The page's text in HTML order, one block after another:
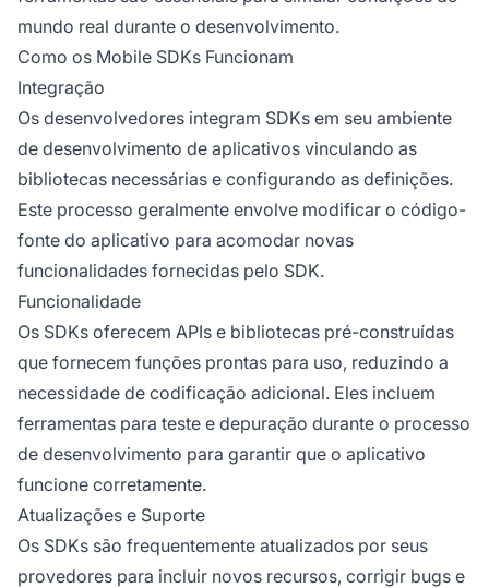
mundo real durante o desenvolvimento.
Como os Mobile SDKs Funcionam
Integração
Os desenvolvedores integram SDKs em seu ambiente
de desenvolvimento de aplicativos vinculando as
bibliotecas necessárias e configurando as definições.
Este processo geralmente envolve modificar o código-
fonte do aplicativo para acomodar novas
funcionalidades fornecidas pelo SDK.
Funcionalidade
Os SDKs oferecem APIs e bibliotecas pré-construídas
que fornecem funções prontas para uso, reduzindo a
necessidade de codificação adicional. Eles incluem
ferramentas para teste e depuração durante o processo
de desenvolvimento para garantir que o aplicativo
funcione corretamente.
Atualizações e Suporte
Os SDKs são frequentemente atualizados por seus
provedores para incluir novos recursos, corrigir bugs e